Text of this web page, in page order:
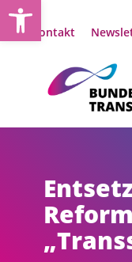
Zum
Inhalt
Kontakt